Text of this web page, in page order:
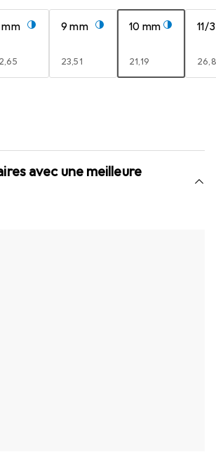
9 mm
EUR
23,51
10 mm
EUR
21,19
11/
EUR
avec une meilleure